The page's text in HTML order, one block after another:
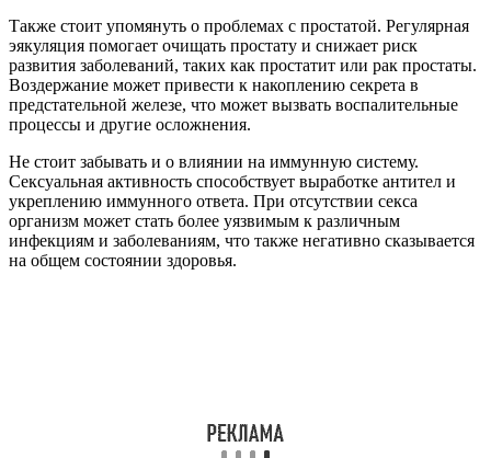
Также стоит упомянуть о проблемах с простатой. Регулярная
эякуляция помогает очищать простату и снижает риск
развития заболеваний, таких как простатит или рак простаты.
Воздержание может привести к накоплению секрета в
предстательной железе, что может вызвать воспалительные
процессы и другие осложнения.
Не стоит забывать и о влиянии на иммунную систему.
Сексуальная активность способствует выработке антител и
укреплению иммунного ответа. При отсутствии секса
организм может стать более уязвимым к различным
инфекциям и заболеваниям, что также негативно сказывается
на общем состоянии здоровья.